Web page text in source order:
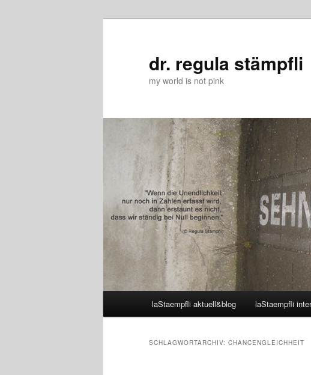
dr. regula stämpfli
my world is not pink
laStaempfli aktuell&blog laStaempfli
SCHLAGWORTARCHIV: CHANCENGLEICHHEIT